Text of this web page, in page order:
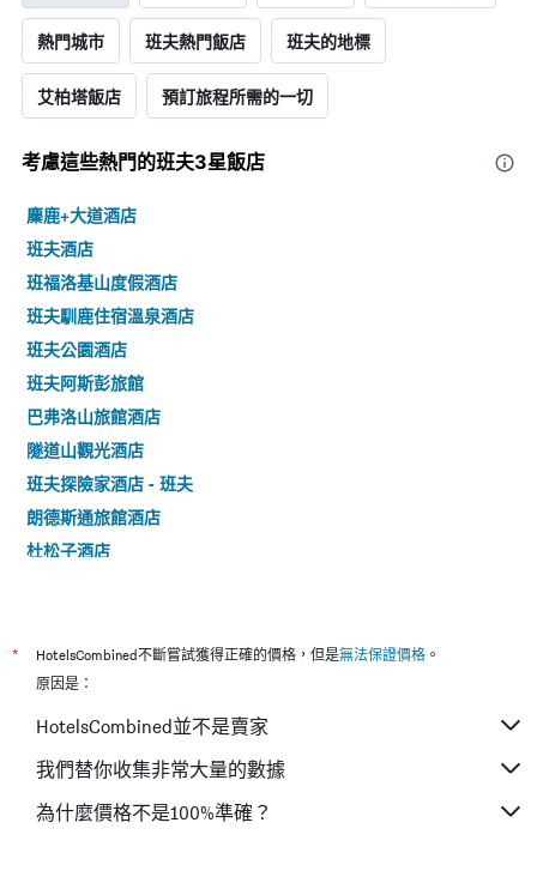
熱門城市 班夫熱門飯店 班夫的地標
艾柏塔飯店 預訂旅程所需的一切
考慮這些熱門的班夫3星​飯店
麋鹿+大道酒店
班夫酒店
班福洛基山度假酒店
班夫馴鹿住宿溫泉酒店
班夫公園酒店
班夫阿斯彭旅館
巴弗洛山旅館酒店
隧道山觀光酒店
班夫探險家酒店 - 班夫
朗德斯通旅館酒店
杜松子酒店
班夫精品旅館- 坦內霍夫店
* HotelsCombined不斷嘗試獲得正確的價格，但是無法保證價格 。
原因是：
HotelsCombined並不是賣家
我們替你收集非常大量的數據
為什麼價格不是100%準確？